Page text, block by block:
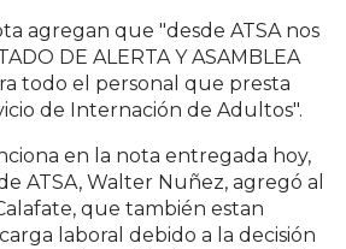
agregan que "desde ATSA nos
DE ALERTA Y ASAMBLEA
todo el personal que presta
de Internación de Adultos".
en la nota entregada hoy,
ATSA, Walter Nuñez, agregó al
que también estan
laboral debido a la decisión